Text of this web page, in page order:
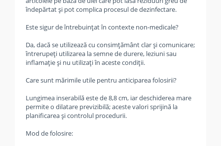
îndepărtat și pot complica procesul de dezinfectare.
Este sigur de întrebuințat în contexte non-medicale?
Da, dacă se utilizează cu consimțământ clar și comunicare;
întrerupeți utilizarea la semne de durere, leziuni sau
inflamație și nu utilizați în aceste condiții.
Care sunt mărimile utile pentru anticiparea folosirii?
Lungimea inserabilă este de 8,8 cm, iar deschiderea mare
permite o dilatare previzibilă; aceste valori sprijină la
planificarea și controlul procedurii.
Mod de folosire: